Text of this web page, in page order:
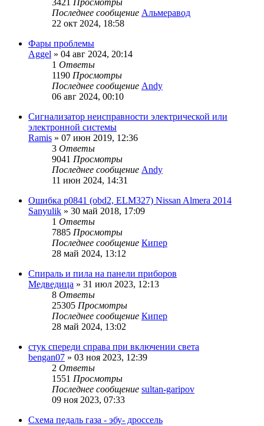
Последнее сообщение Альмеравод
22 окт 2024, 18:58
Фары проблемы
Aggel » 04 авг 2024, 20:14
1 Ответы
1190 Просмотры
Последнее сообщение Andy
06 авг 2024, 00:10
Сигнализатор неисправности электрической или
электронной системы
Ramis » 07 июн 2019, 12:36
3 Ответы
9041 Просмотры
Последнее сообщение Andy
11 июн 2024, 14:31
Ошибка p0841 (obd2, ELM327) Nissan Almera 2014
Sanyulik » 30 май 2018, 17:09
1 Ответы
7885 Просмотры
Последнее сообщение Кипер
28 май 2024, 13:12
Спираль и пила на панели приборов
Медведица » 31 июл 2023, 12:13
8 Ответы
25305 Просмотры
Последнее сообщение Кипер
28 май 2024, 13:02
стук спереди справа при включении света
bengan07 » 03 ноя 2023, 12:39
2 Ответы
1551 Просмотры
Последнее сообщение sultan-garipov
09 ноя 2023, 07:33
Схема педаль газа - эбу- дроссель